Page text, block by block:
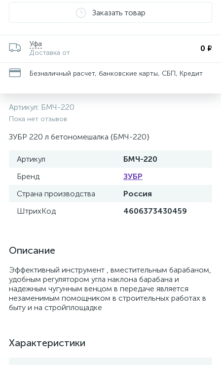
Заказать товар
Уфа
Доставка от
0 ₽
Безналичный расчет, банковские карты, СБП, Кредит
Артикул: БМЧ-220
Пока нет отзывов
ЗУБР 220 л бетономешалка {БМЧ-220}
Артикул
БМЧ-220
Бренд
ЗУБР
Страна производства
Россия
ШтрихКод
4606373430459
Описание
Эффективный инструмент , вместительным барабаном,
удобным регулятором угла наклона барабана и
надежным чугунным венцом в передаче является
незаменимым помощником в строительных работах в
быту и на стройплощадке
Характеристики